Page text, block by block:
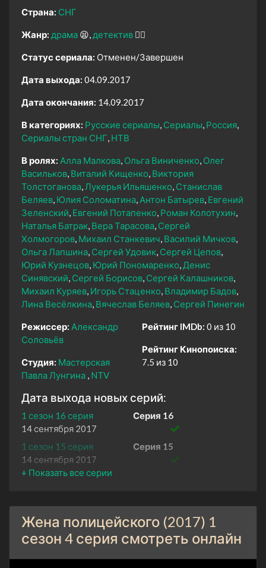
Страна: СНГ
Жанр: драма 😫 детектив 🕵️‍♂️
Статус сериала: Отменен/Завершен
Дата выхода: 04.09.2017
Дата окончания: 14.09.2017
В категориях: Русские сериалы Сериалы Россия
Сериалы стран СНГ НТВ
В ролях: Алла Малкова Ольга Виниченко Олег
Васильков Виталий Кищенко Виктория
Толстоганова Лукерья Ильяшенко Станислав
Беляев Юлия Соломатина Антон Батырев Евгений
Зеленский Евгений Потапенко Роман Колотухин
Наталья Батрак Вера Тарасова Сергей
Холмогоров Михаил Станкевич Василий Мичков
Ольга Лапшина Сергей Удовик Сергей Цепов
Юрий Кузнецов Юрий Пономаренко Денис
Синявский Сергей Борисов Сергей Калашников
Михаил Куряев Игорь Стаценко Владимир Бадов
Лина Весёлкина Вячеслав Беляев Сергей Пинегин
Режиссер: Александр
Соловьёв
Студия: Мастерская
Павла Лунгина NTV
Рейтинг IMDb: 0 из 10
Рейтинг Кинопоиска:
7.5 из 10
Дата выхода новых серий:
1 сезон 16 серия
Серия 16
14 сентября 2017
1 сезон 15 серия
Серия 15
14 сентября 2017
1 сезон 14 серия
1 сезон 13 серия
Серия 13
13 сентября 2017
1 сезон 12 серия
Серия 12
Жена полицейского (2017) 1
сезон 4 серия смотреть онлайн